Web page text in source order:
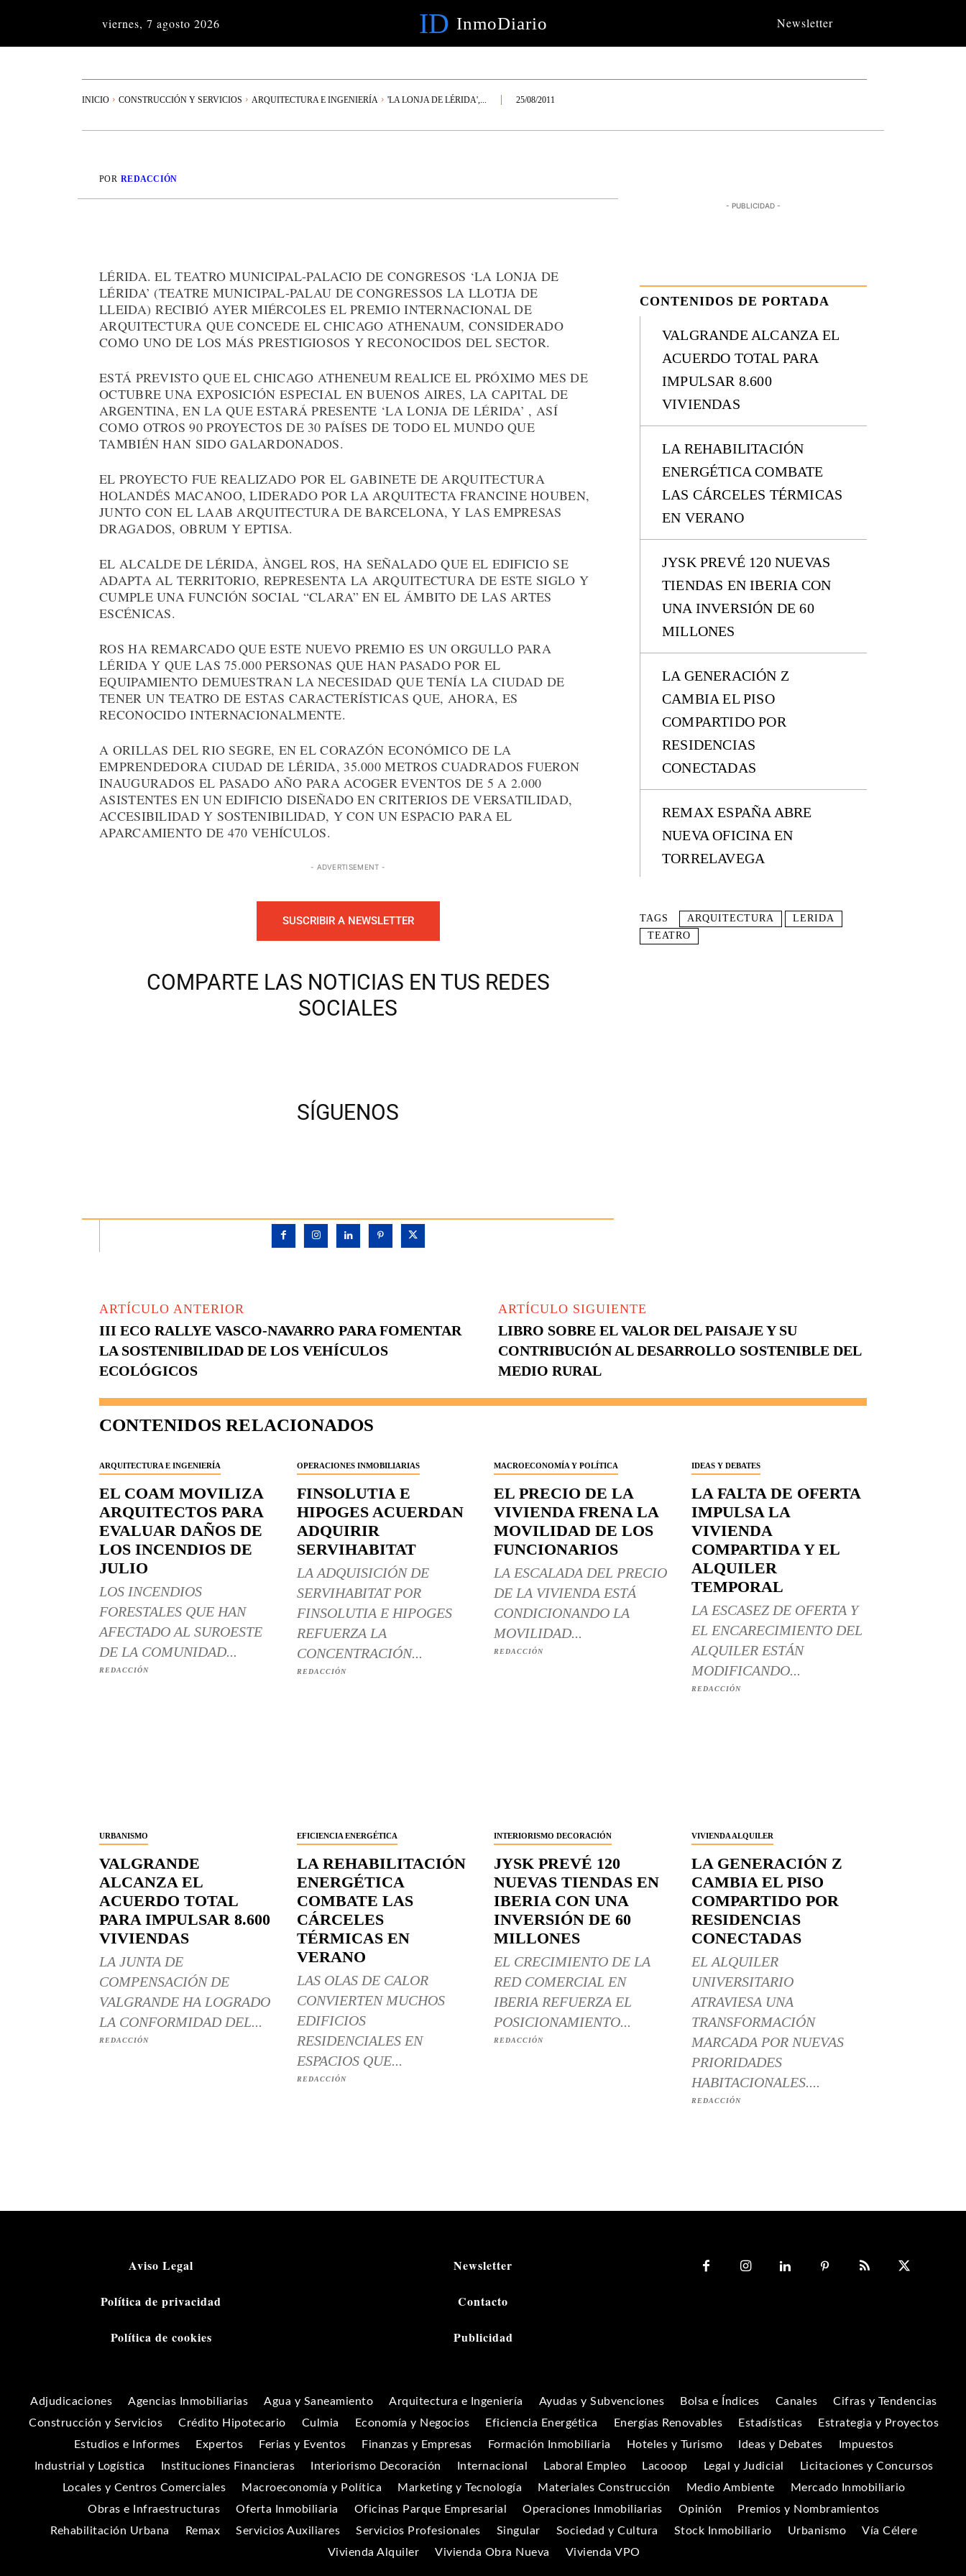
viernes, 7 agosto 2026 ID InmoDiario Newsletter
INICIO CONSTRUCCIÓN Y SERVICIOS ARQUITECTURA E INGENIERÍA 'LA LONJA DE LÉRIDA',... 25/08/2011
POR REDACCIÓN
LÉRIDA. EL TEATRO MUNICIPAL-PALACIO DE CONGRESOS ‘LA LONJA DE
LÉRIDA’ (TEATRE MUNICIPAL-PALAU DE CONGRESSOS LA LLOTJA DE
LLEIDA) RECIBIÓ AYER MIÉRCOLES EL PREMIO INTERNACIONAL DE
ARQUITECTURA QUE CONCEDE EL CHICAGO ATHENAUM, CONSIDERADO
COMO UNO DE LOS MÁS PRESTIGIOSOS Y RECONOCIDOS DEL SECTOR.
ESTÁ PREVISTO QUE EL CHICAGO ATHENEUM REALICE EL PRÓXIMO MES DE
OCTUBRE UNA EXPOSICIÓN ESPECIAL EN BUENOS AIRES, LA CAPITAL DE
ARGENTINA, EN LA QUE ESTARÁ PRESENTE ‘LA LONJA DE LÉRIDA’ , ASÍ
COMO OTROS 90 PROYECTOS DE 30 PAÍSES DE TODO EL MUNDO QUE
TAMBIÉN HAN SIDO GALARDONADOS.
EL PROYECTO FUE REALIZADO POR EL GABINETE DE ARQUITECTURA
HOLANDÉS MACANOO, LIDERADO POR LA ARQUITECTA FRANCINE HOUBEN,
JUNTO CON EL LAAB ARQUITECTURA DE BARCELONA, Y LAS EMPRESAS
DRAGADOS, OBRUM Y EPTISA.
EL ALCALDE DE LÉRIDA, ÀNGEL ROS, HA SEÑALADO QUE EL EDIFICIO SE
ADAPTA AL TERRITORIO, REPRESENTA LA ARQUITECTURA DE ESTE SIGLO Y
CUMPLE UNA FUNCIÓN SOCIAL “CLARA” EN EL ÁMBITO DE LAS ARTES
ESCÉNICAS.
ROS HA REMARCADO QUE ESTE NUEVO PREMIO ES UN ORGULLO PARA
LÉRIDA Y QUE LAS 75.000 PERSONAS QUE HAN PASADO POR EL
EQUIPAMIENTO DEMUESTRAN LA NECESIDAD QUE TENÍA LA CIUDAD DE
TENER UN TEATRO DE ESTAS CARACTERÍSTICAS QUE, AHORA, ES
RECONOCIDO INTERNACIONALMENTE.
A ORILLAS DEL RIO SEGRE, EN EL CORAZÓN ECONÓMICO DE LA
EMPRENDEDORA CIUDAD DE LÉRIDA, 35.000 METROS CUADRADOS FUERON
INAUGURADOS EL PASADO AÑO PARA ACOGER EVENTOS DE 5 A 2.000
ASISTENTES EN UN EDIFICIO DISEÑADO EN CRITERIOS DE VERSATILIDAD,
ACCESIBILIDAD Y SOSTENIBILIDAD, Y CON UN ESPACIO PARA EL
APARCAMIENTO DE 470 VEHÍCULOS.
- ADVERTISEMENT -
SUSCRIBIR A NEWSLETTER
COMPARTE LAS NOTICIAS EN TUS REDES
SOCIALES
SÍGUENOS
- PUBLICIDAD -
CONTENIDOS DE PORTADA
VALGRANDE ALCANZA EL
ACUERDO TOTAL PARA
IMPULSAR 8.600
VIVIENDAS
LA REHABILITACIÓN
ENERGÉTICA COMBATE
LAS CÁRCELES TÉRMICAS
EN VERANO
JYSK PREVÉ 120 NUEVAS
TIENDAS EN IBERIA CON
UNA INVERSIÓN DE 60
MILLONES
LA GENERACIÓN Z
CAMBIA EL PISO
COMPARTIDO POR
RESIDENCIAS
CONECTADAS
REMAX ESPAÑA ABRE
NUEVA OFICINA EN
TORRELAVEGA
TAGS ARQUITECTURA
LERIDA
TEATRO
ARTÍCULO ANTERIOR
III ECO RALLYE VASCO-NAVARRO PARA FOMENTAR
LA SOSTENIBILIDAD DE LOS VEHÍCULOS
ECOLÓGICOS
ARTÍCULO SIGUIENTE
LIBRO SOBRE EL VALOR DEL PAISAJE Y SU
CONTRIBUCIÓN AL DESARROLLO SOSTENIBLE DEL
MEDIO RURAL
CONTENIDOS RELACIONADOS
ARQUITECTURA E INGENIERÍA
EL COAM MOVILIZA
ARQUITECTOS PARA
EVALUAR DAÑOS DE
LOS INCENDIOS DE
JULIO
LOS INCENDIOS
FORESTALES QUE HAN
AFECTADO AL SUROESTE
DE LA COMUNIDAD...
REDACCIÓN
OPERACIONES INMOBILIARIAS
FINSOLUTIA E
HIPOGES ACUERDAN
ADQUIRIR
SERVIHABITAT
LA ADQUISICIÓN DE
SERVIHABITAT POR
FINSOLUTIA E HIPOGES
REFUERZA LA
CONCENTRACIÓN...
REDACCIÓN
MACROECONOMÍA Y POLÍTICA
EL PRECIO DE LA
VIVIENDA FRENA LA
MOVILIDAD DE LOS
FUNCIONARIOS
LA ESCALADA DEL PRECIO
DE LA VIVIENDA ESTÁ
CONDICIONANDO LA
MOVILIDAD...
REDACCIÓN
IDEAS Y DEBATES
LA FALTA DE OFERTA
IMPULSA LA
VIVIENDA
COMPARTIDA Y EL
ALQUILER
TEMPORAL
LA ESCASEZ DE OFERTA Y
EL ENCARECIMIENTO DEL
ALQUILER ESTÁN
MODIFICANDO...
REDACCIÓN
URBANISMO
VALGRANDE
ALCANZA EL
ACUERDO TOTAL
PARA IMPULSAR 8.600
VIVIENDAS
LA JUNTA DE
COMPENSACIÓN DE
VALGRANDE HA LOGRADO
LA CONFORMIDAD DEL...
REDACCIÓN
EFICIENCIA ENERGÉTICA
LA REHABILITACIÓN
ENERGÉTICA
COMBATE LAS
CÁRCELES
TÉRMICAS EN
VERANO
LAS OLAS DE CALOR
CONVIERTEN MUCHOS
EDIFICIOS
RESIDENCIALES EN
ESPACIOS QUE...
REDACCIÓN
INTERIORISMO DECORACIÓN
JYSK PREVÉ 120
NUEVAS TIENDAS EN
IBERIA CON UNA
INVERSIÓN DE 60
MILLONES
EL CRECIMIENTO DE LA
RED COMERCIAL EN
IBERIA REFUERZA EL
POSICIONAMIENTO...
REDACCIÓN
VIVIENDA ALQUILER
LA GENERACIÓN Z
CAMBIA EL PISO
COMPARTIDO POR
RESIDENCIAS
CONECTADAS
EL ALQUILER
UNIVERSITARIO
ATRAVIESA UNA
TRANSFORMACIÓN
MARCADA POR NUEVAS
PRIORIDADES
HABITACIONALES....
REDACCIÓN
Aviso Legal
Política de privacidad
Política de cookies
Newsletter
Contacto
Publicidad
Adjudicaciones Agencias Inmobiliarias Agua y Saneamiento Arquitectura e Ingeniería Ayudas y Subvenciones Bolsa e Índices Canales
Cifras y Tendencias
Construcción y Servicios
Crédito Hipotecario Culmia Economía y Negocios Eficiencia Energética Energías Renovables Estadísticas
Estrategia y Proyectos
Estudios e Informes
Expertos Ferias y Eventos Finanzas y Empresas Formación Inmobiliaria Hoteles y Turismo Ideas y Debates
Impuestos
Industrial y Logística
Instituciones Financieras Interiorismo Decoración Internacional Laboral Empleo Lacooop Legal y Judicial
Licitaciones y Concursos
Locales y Centros Comerciales
Macroeconomía y Política Marketing y Tecnología Materiales Construcción Medio Ambiente
Mercado Inmobiliario
Obras e Infraestructuras
Oferta Inmobiliaria Oficinas Parque Empresarial Operaciones Inmobiliarias Opinión
Premios y Nombramientos
Rehabilitación Urbana
Remax Servicios Auxiliares Servicios Profesionales Singular Sociedad y Cultura Stock Inmobiliario Urbanismo
Vía Célere
Vivienda Alquiler
Vivienda Obra Nueva Vivienda VPO